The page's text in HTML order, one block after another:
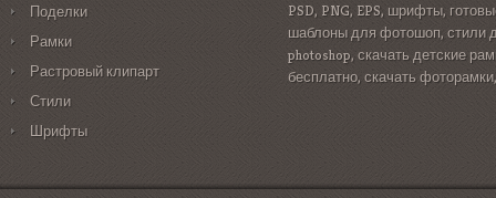
Поделки
Рамки
Растровый клипарт
Стили
Шрифты
PSD, PNG, EPS, шрифты,
шаблоны для фотошоп, стили
photoshop, скачать детские
бесплатно, скачать фоторамки,